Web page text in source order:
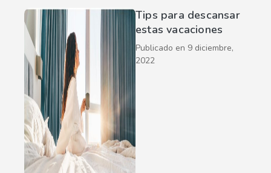
Tips para descansar
estas vacaciones
Publicado en 9 diciembre,
2022